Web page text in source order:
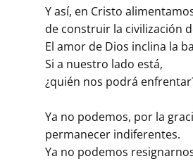
Y así, en Cristo
de construir la civilización
El amor de Dios inclina la
Si a nuestro lado está,
¿quién nos podrá
Ya no podemos, por la
permanecer indiferentes.
Ya no podemos